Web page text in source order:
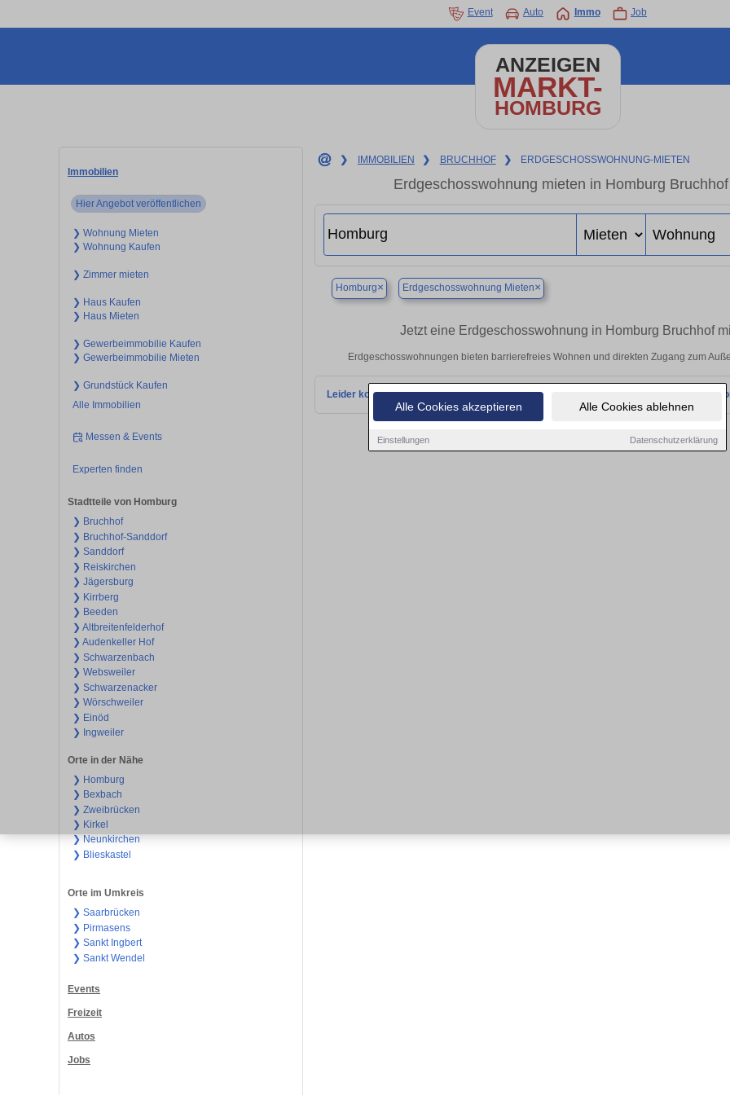
Alle Cookies akzeptieren Alle Cookies ablehnen
Einstellungen Datenschutzerklärung
Event Auto Immo Job
ANZEIGEN
MARKT-
HOMBURG
Immobilien
Hier Angebot veröffentlichen
❯ Wohnung Mieten
❯ Wohnung Kaufen
❯ Zimmer mieten
❯ Haus Kaufen
❯ Haus Mieten
❯ Gewerbeimmobilie Kaufen
❯ Gewerbeimmobilie Mieten
❯ Grundstück Kaufen
Alle Immobilien
Messen & Events
Experten finden
Stadtteile von Homburg
❯ Bruchhof
❯ Bruchhof-Sanddorf
❯ Sanddorf
❯ Reiskirchen
❯ Jägersburg
❯ Kirrberg
❯ Beeden
❯ Altbreitenfelderhof
❯ Audenkeller Hof
❯ Schwarzenbach
❯ Websweiler
❯ Schwarzenacker
❯ Wörschweiler
❯ Einöd
❯ Ingweiler
Orte in der Nähe
❯ Homburg
❯ Bexbach
❯ Zweibrücken
❯ Kirkel
❯ Neunkirchen
❯ Blieskastel
Orte im Umkreis
❯ Saarbrücken
❯ Pirmasens
❯ Sankt Ingbert
❯ Sankt Wendel
Events
Freizeit
Autos
Jobs
❯ IMMOBILIEN ❯ BRUCHHOF ❯ ERDGESCHOSSWOHNUNG-MIETEN
Erdgeschosswohnung mieten in Homburg
Homburg× Erdgeschosswohnung Mieten×
Jetzt eine Erdgeschosswohnung in Homburg Bruchhof
Erdgeschosswohnungen bieten barrierefreies Wohnen und direkten Zugang zum
Leider konnten wir derzeit keine passenden Objekte finden. Schauen Sie bald wieder